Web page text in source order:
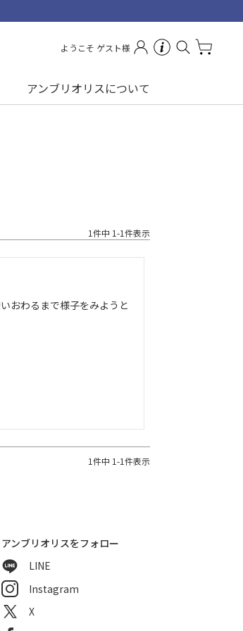
ようこそ ゲスト様
アンブリオリスについて
質問
1件中 1-1件表示
おわるまで様子をみようと
1件中 1-1件表示
アンブリオリスをフォロー
LINE
Instagram
X